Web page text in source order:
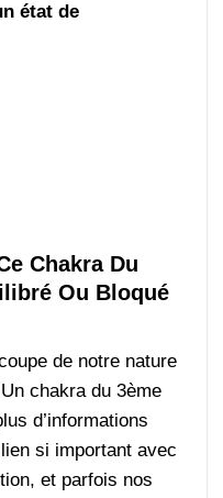
état de
Chakra Du
Ou Bloqué
de notre nature
chakra du 3ème
d’informations
si important avec
et parfois nos